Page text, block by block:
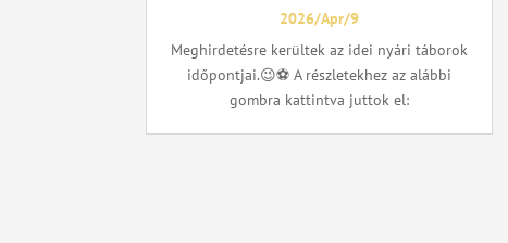
2026/Apr/9
Meghirdetésre kerültek az idei nyári táborok
időpontjai.😉⚽ A részletekhez az alábbi
gombra kattintva juttok el: